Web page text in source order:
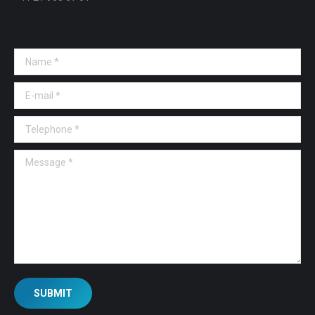
Name *
E-mail *
Telephone *
Message *
SUBMIT